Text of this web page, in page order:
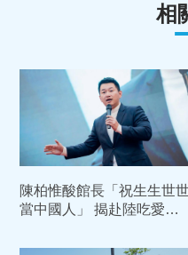
相
陳柏惟酸館長「祝生生世
當中國人」 揭赴陸吃愛國
一